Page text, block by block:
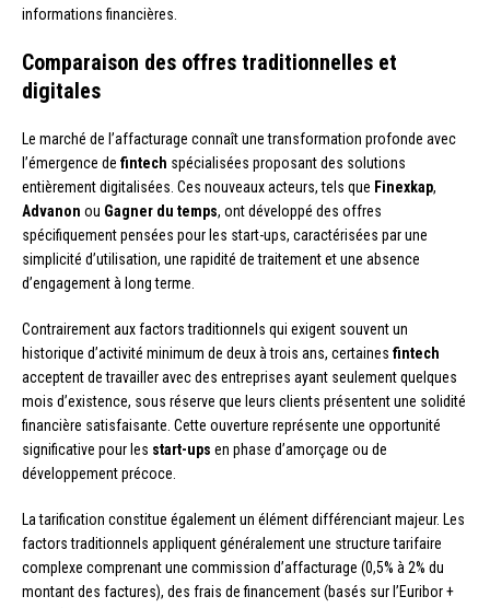
informations financières.
Comparaison des offres traditionnelles et
digitales
Le marché de l’affacturage connaît une transformation profonde avec
l’émergence de fintech spécialisées proposant des solutions
entièrement digitalisées. Ces nouveaux acteurs, tels que Finexkap,
Advanon ou Gagner du temps, ont développé des offres
spécifiquement pensées pour les start-ups, caractérisées par une
simplicité d’utilisation, une rapidité de traitement et une absence
d’engagement à long terme.
Contrairement aux factors traditionnels qui exigent souvent un
historique d’activité minimum de deux à trois ans, certaines fintech
acceptent de travailler avec des entreprises ayant seulement quelques
mois d’existence, sous réserve que leurs clients présentent une solidité
financière satisfaisante. Cette ouverture représente une opportunité
significative pour les start-ups en phase d’amorçage ou de
développement précoce.
La tarification constitue également un élément différenciant majeur. Les
factors traditionnels appliquent généralement une structure tarifaire
complexe comprenant une commission d’affacturage (0,5% à 2% du
montant des factures), des frais de financement (basés sur l’Euribor +